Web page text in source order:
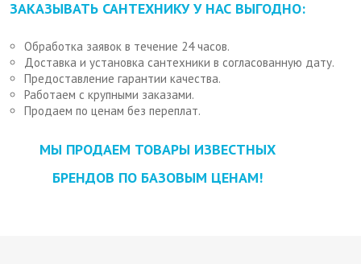
ЗАКАЗЫВАТЬ САНТЕХНИКУ У НАС ВЫГОДНО:
Обработка заявок в течение 24 часов.
Доставка и установка сантехники в согласованную дату.
Предоставление гарантии качества.
Работаем с крупными заказами.
Продаем по ценам без переплат.
МЫ ПРОДАЕМ ТОВАРЫ ИЗВЕСТНЫХ
БРЕНДОВ ПО БАЗОВЫМ ЦЕНАМ!